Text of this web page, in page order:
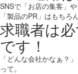
SNSで「お店の集客」や
「製品のPR」はもちろ
求職者は
です！
「どんな会社かなぁ？」
って。